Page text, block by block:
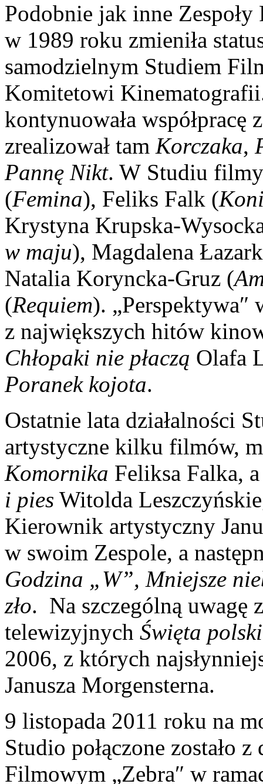
Podobnie jak inne
w 1989 roku zmieniła
samodzielnym Studiem
Komitetowi
kontynuowała
zrealizował tam Korczaka,
Pannę Nikt. W Studiu
(Femina), Feliks Falk (
Krystyna Krupska-
w maju), Magdalena
Natalia Koryncka-Gruz (
(Requiem). „Perspektywa″
z największych hitów
Chłopaki nie płaczą Olafa
Poranek kojota.
Ostatnie lata działalności
artystyczne kilku filmów,
Komornika Feliksa Falka,
i pies Witolda
Kierownik artystyczny
w swoim Zespole, a
Godzina „W”, Mniejsze
zło. Na szczególną uwagę
telewizyjnych Święta
2006, z których
Janusza Morgensterna.
9 listopada 2011 roku na
Studio połączone zostało
Filmowym „Zebra″ w